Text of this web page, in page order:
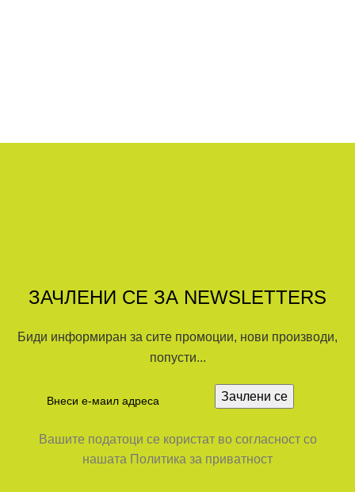
ЗАЧЛЕНИ СЕ ЗА NEWSLETTERS
Биди информиран за сите промоции, нови производи,
попусти...
Вашите податоци се користат во согласност со
нашата Политика за приватност